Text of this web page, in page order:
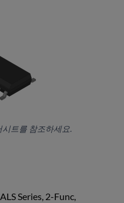
트를 참조하세요.
Series, 2-Func,